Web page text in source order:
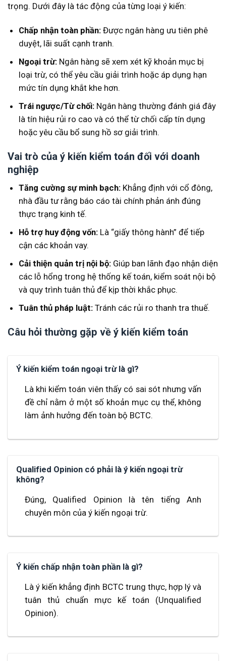
trọng. Dưới đây là tác động của từng loại ý kiến:
Chấp nhận toàn phần:Được ngân hàng ưu tiên phê
duyệt, lãi suất cạnh tranh.
Ngoại trừ:Ngân hàng sẽ xem xét kỹ khoản mục bị
loại trừ, có thể yêu cầu giải trình hoặc áp dụng hạn
mức tín dụng khắt khe hơn.
Trái ngược/Từ chối:Ngân hàng thường đánh giá đây
là tín hiệu rủi ro cao và có thể từ chối cấp tín dụng
hoặc yêu cầu bổ sung hồ sơ giải trình.
Vai trò của ý kiến kiểm toán đối với doanh
nghiệp
Tăng cường sự minh bạch:Khẳng định với cổ đông,
nhà đầu tư rằng báo cáo tài chính phản ánh đúng
thực trạng kinh tế.
Hỗ trợ huy động vốn:Là “giấy thông hành” để tiếp
cận các khoản vay.
Cải thiện quản trị nội bộ:Giúp ban lãnh đạo nhận diện
các lỗ hổng trong hệ thống kế toán, kiểm soát nội bộ
và quy trình tuân thủ để kịp thời khắc phục.
Tuân thủ pháp luật:Tránh các rủi ro thanh tra thuế.
Câu hỏi thường gặp về ý kiến kiểm toán
Ý kiến kiểm toán ngoại trừ là gì?
Là khi kiểm toán viên thấy có sai sót nhưng vấn
đề chỉ nằm ở một số khoản mục cụ thể, không
làm ảnh hưởng đến toàn bộ BCTC.
Qualified Opinion có phải là ý kiến ngoại trừ
không?
Đúng, Qualified Opinion là tên tiếng Anh
chuyên môn của ý kiến ngoại trừ.
Ý kiến chấp nhận toàn phần là gì?
Là ý kiến khẳng định BCTC trung thực, hợp lý và
tuân thủ chuẩn mực kế toán (Unqualified
Opinion).